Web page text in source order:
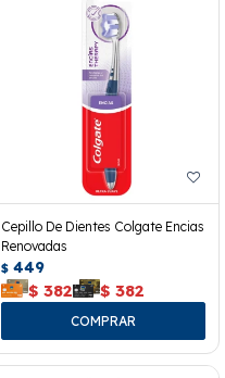
Cepillo De Dientes Colgate Encias
Renovadas
$ 449
$ 382 $ 382